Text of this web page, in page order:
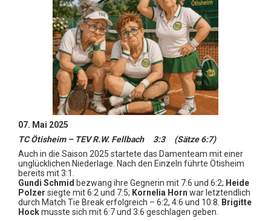
07. Mai 2025
TC Ötisheim – TEV R.W. Fellbach 3:3 (Sätze 6:7)
Auch in die Saison 2025 startete das Damenteam mit einer
unglücklichen Niederlage. Nach den Einzeln führte Ötisheim
bereits mit 3:1.
Gundi Schmid bezwang ihre Gegnerin mit 7:6 und 6:2; Heide
Polzer siegte mit 6:2 und 7:5; Kornelia Horn war letztendlich
durch Match Tie Break erfolgreich – 6:2, 4:6 und 10:8.
Brigitte
Hockmusste sich mit 6:7 und 3:6 geschlagen geben.